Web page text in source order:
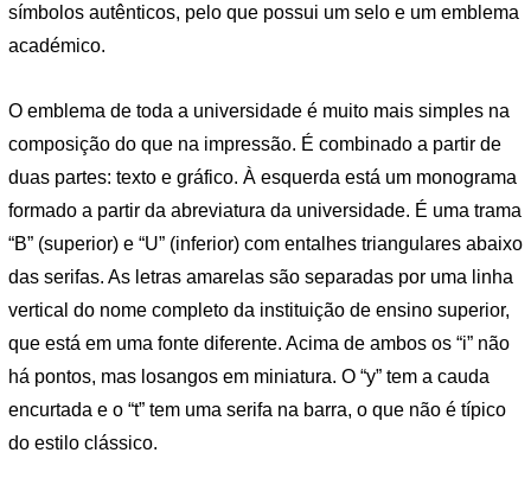
símbolos autênticos, pelo que possui um selo e um emblema
académico.
O emblema de toda a universidade é muito mais simples na
composição do que na impressão. É combinado a partir de
duas partes: texto e gráfico. À esquerda está um monograma
formado a partir da abreviatura da universidade. É uma trama
“B” (superior) e “U” (inferior) com entalhes triangulares abaixo
das serifas. As letras amarelas são separadas por uma linha
vertical do nome completo da instituição de ensino superior,
que está em uma fonte diferente. Acima de ambos os “i” não
há pontos, mas losangos em miniatura. O “y” tem a cauda
encurtada e o “t” tem uma serifa na barra, o que não é típico
do estilo clássico.